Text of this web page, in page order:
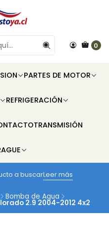
0
PARTES DE MOTOR
REFRIGERACIÓN
TRANSMISIÓN
a buscarLeer más
Bomba de Agua
2.9 2004-2012 4x2